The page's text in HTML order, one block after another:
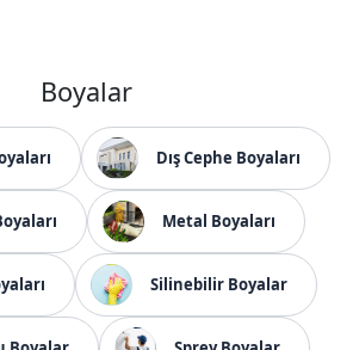
Boyalar
Dış Cephe Boyaları
Metal Boyaları
Silinebilir Boyalar